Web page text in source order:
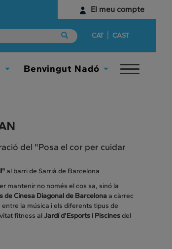
El meu compte
Identifica't
Comença aquí
CAT | CAST
Benvingut Nadó
Toggle
del "Posa el cor per cuidar
al barri de Sarrià de Barcelona
mantenir no només el cos sa, sinó la
de Cinesa Diagonal de Barcelonaa càrrec
la música i els diferents tipus de
fitness alJardí d'Esports i Piscinesdel